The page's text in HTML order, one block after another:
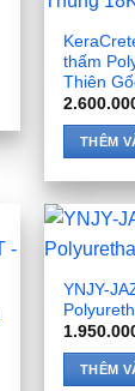
thấm
Thiên
THÊM
YNJY-
THÊM